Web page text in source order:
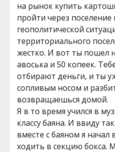
на рынок купить
пройти через поселение
геополитической
территориального
жестко. И вот ты пошел
авоська и 50 копеек.
отбирают деньги, и ты
сопливым носом и
возвращаешься домой.
Я в то время учился в
классу баяна. И ввиду
вместе с баяном я начал
ходить в секцию бокса.